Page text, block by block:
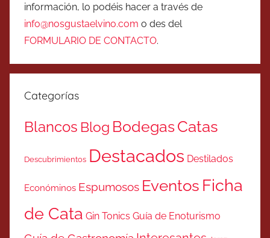
información, lo podéis hacer a través de
info@nosgustaelvino.com o des del
FORMULARIO DE CONTACTO.
Categorías
Blancos Blog BodegasCatas
Descubrimientos Destacados Destilados
Económinos Espumosos Eventos Ficha
de Cata Gin Tonics Guía de Enoturismo